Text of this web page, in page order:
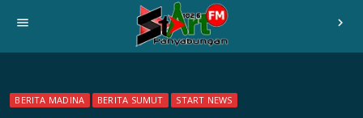
menu chevron_right
BERITA MADINA BERITA SUMUT START NEWS